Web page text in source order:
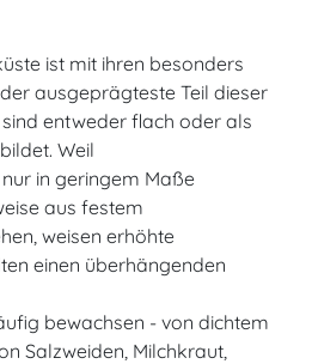
ist mit ihren besonders
ausgeprägteste Teil dieser
entweder flach oder als
Weil
in geringem Maße
aus festem
weisen erhöhte
einen überhängenden
bewachsen - von dichtem
Salzweiden, Milchkraut,